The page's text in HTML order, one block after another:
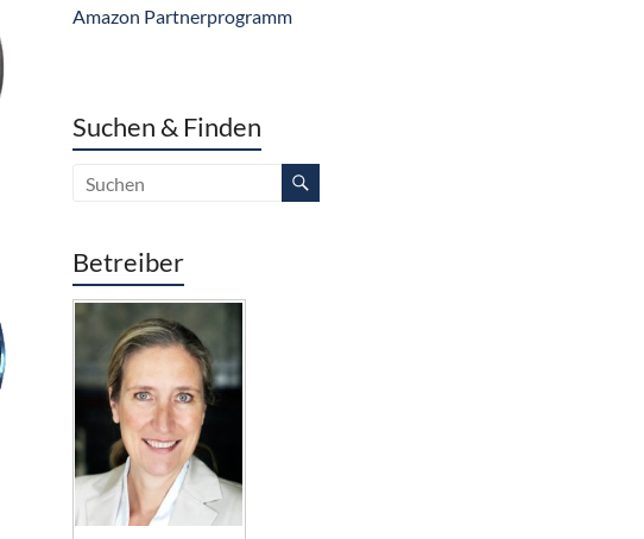
Amazon Partnerprogramm
Suchen & Finden
Betreiber